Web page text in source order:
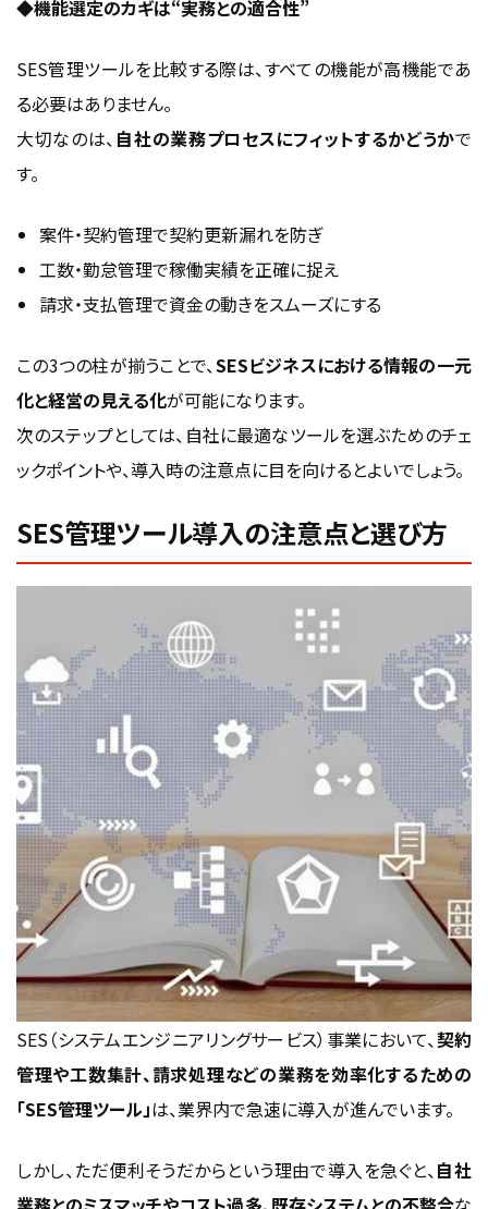
◆機能選定のカギは“実務との適合性”
SES管理ツールを比較する際は、すべての機能が高機能であ
る必要はありません。
大切なのは、 自社の業務プロセスにフィットするかどうかで
す。
案件・契約管理で契約更新漏れを防ぎ
工数・勤怠管理で稼働実績を正確に捉え
請求・支払管理で資金の動きをスムーズにする
この3つの柱が揃うことで、SESビジネスにおける情報の一元
化と経営の見える化が可能になります。
次のステップとしては、自社に最適なツールを選ぶためのチェ
ックポイントや、導入時の注意点に目を向けるとよいでしょう。
SES管理ツール導入の注意点と選び方
SES（システムエンジニアリングサービス）事業において、契約
管理や工数集計、請求処理などの業務を効率化するための
「SES管理ツール」は、業界内で急速に導入が進んでいます。
しかし、ただ便利そうだからという理由で導入を急ぐと、自社